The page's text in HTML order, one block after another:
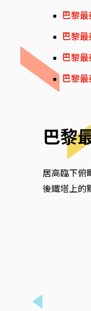
巴黎
巴黎最
巴黎
巴黎最
巴黎
居高臨下俯
後鐵塔上的